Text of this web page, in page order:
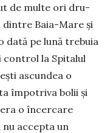
de multe ori dru­
dintre Baia-Mare și
dată pe lună tre­buia
la Spitalul
ascundea o
împotriva bolii și
o încer­care
accepta un